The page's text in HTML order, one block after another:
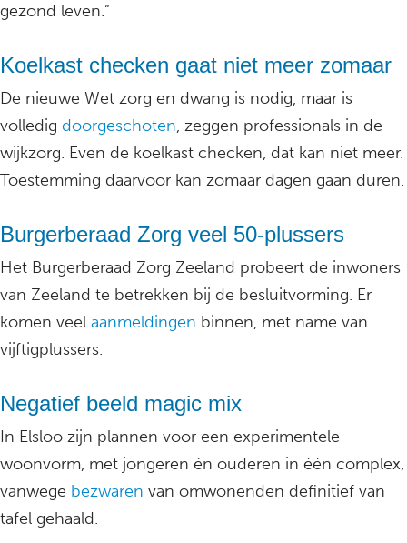
gezond leven.”
Koelkast checken gaat niet meer zomaar
De nieuwe Wet zorg en dwang is nodig, maar is
volledig doorgeschoten, zeggen professionals in de
wijkzorg. Even de koelkast checken, dat kan niet meer.
Toestemming daarvoor kan zomaar dagen gaan duren.
Burgerberaad Zorg veel 50-plussers
Het Burgerberaad Zorg Zeeland probeert de inwoners
van Zeeland te betrekken bij de besluitvorming. Er
komen veel aanmeldingen binnen, met name van
vijftigplussers.
Negatief beeld magic mix
In Elsloo zijn plannen voor een experimentele
woonvorm, met jongeren én ouderen in één complex,
vanwege bezwaren van omwonenden definitief van
tafel gehaald.